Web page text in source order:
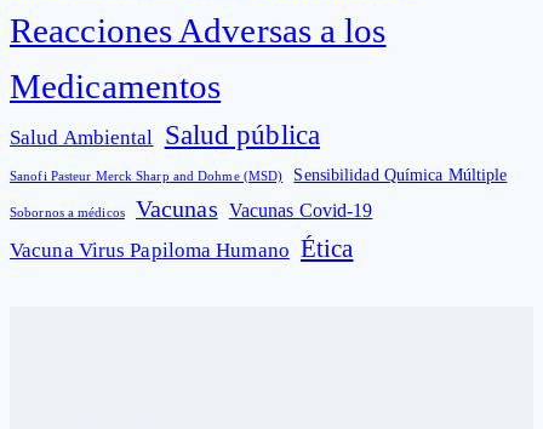
Reacciones Adversas a los
Medicamentos
Salud Ambiental Salud pública
Sanofi Pasteur Merck Sharp and Dohme (MSD) Sensibilidad Química Múltiple
Sobornos a médicos Vacunas Vacunas Covid-19
Vacuna Virus Papiloma Humano Ética